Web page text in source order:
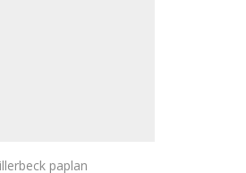
paplan